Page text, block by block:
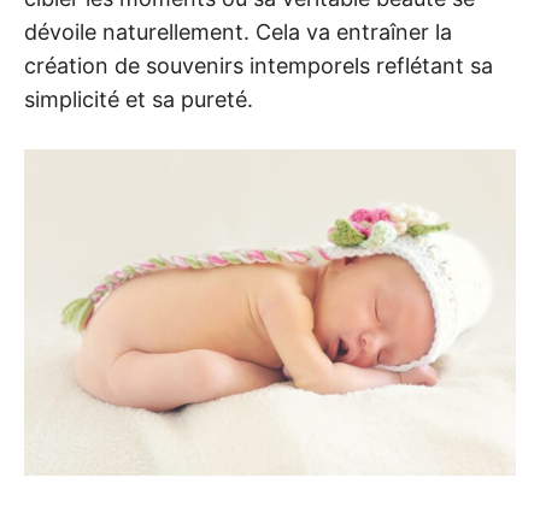
dévoile naturellement. Cela va entraîner la
création de souvenirs intemporels reflétant sa
simplicité et sa pureté.